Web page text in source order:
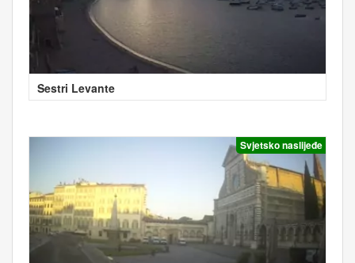
Sestri Levante
Svjetsko naslijeđe